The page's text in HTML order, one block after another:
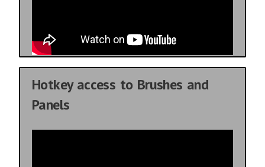
Hotkey access to Brushes and
Panels